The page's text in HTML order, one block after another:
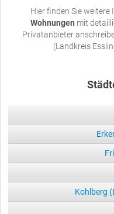
Hier finden Sie
Wohnungen mit
Privatanbieter
(Landkreis
Kohlberg